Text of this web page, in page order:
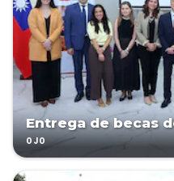
Entrega de becas
OJO